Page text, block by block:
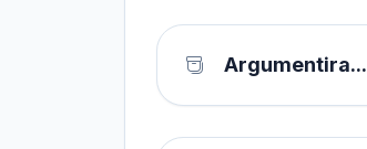
Argumentira...